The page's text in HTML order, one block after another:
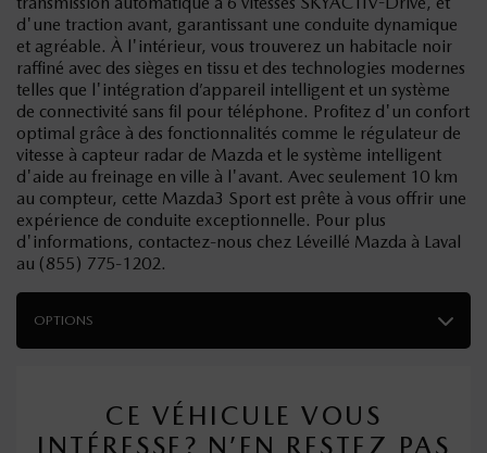
d'une traction avant, garantissant une conduite dynamique
et agréable. À l'intérieur, vous trouverez un habitacle noir
raffiné avec des sièges en tissu et des technologies modernes
telles que l'intégration d’appareil intelligent et un système
de connectivité sans fil pour téléphone. Profitez d'un confort
optimal grâce à des fonctionnalités comme le régulateur de
vitesse à capteur radar de Mazda et le système intelligent
d'aide au freinage en ville à l'avant. Avec seulement 10 km
au compteur, cette Mazda3 Sport est prête à vous offrir une
expérience de conduite exceptionnelle. Pour plus
d'informations, contactez-nous chez Léveillé Mazda à Laval
au (855) 775-1202.
OPTIONS
CE VÉHICULE VOUS
INTÉRESSE? N’EN RESTEZ PAS